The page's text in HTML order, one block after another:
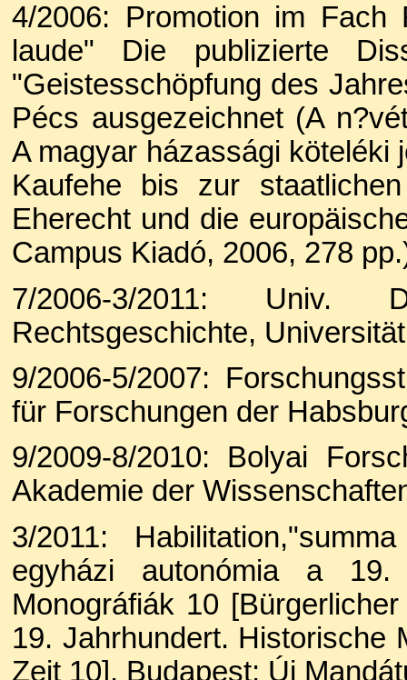
4/2006: Promotion im Fach
laude" Die publizierte
"Geistesschöpfung des
Pécs ausgezeichnet (A
A magyar házassági köteléki
Kaufehe bis zur
Eherecht und die
Campus Kiadó, 2006, 278
7/2006-3/2011:
Rechtsgeschichte,
9/2006-5/2007:
für Forschungen der
9/2009-8/2010: Bolyai
Akademie der
3/2011:
egyházi autonómia a 19.
Monográfiák 10
19. Jahrhundert. Historische
Zeit 10]. Budapest: Új